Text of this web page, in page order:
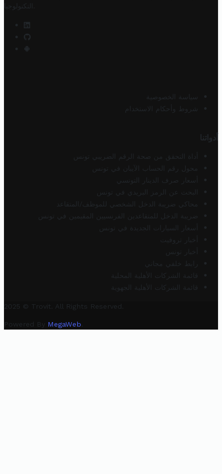
التكنولوجيا
سياسة الخصوصية
شروط وأحكام الاستخدام
أدواتنا
أداة التحقق من صحة الرقم الضريبي تونس
محول رقم الحساب الآيبان في تونس
أسعار صرف الدينار التونسي
البحث عن الرمز البريدي في تونس
محاكي ضريبة الدخل الشخصي للموظف/المتقاعد
ضريبة الدخل للمتقاعدين الفرنسيين المقيمين في تونس
أسعار السيارات الجديدة في تونس
أخبار تروفيت
أخبار تونس
رابط خلفي مجاني
قائمة الشركات الأهلية المحلية
قائمة الشركات الأهلية الجهوية
2025 © Trovit. All Rights Reserved.
Powered By MegaWeb